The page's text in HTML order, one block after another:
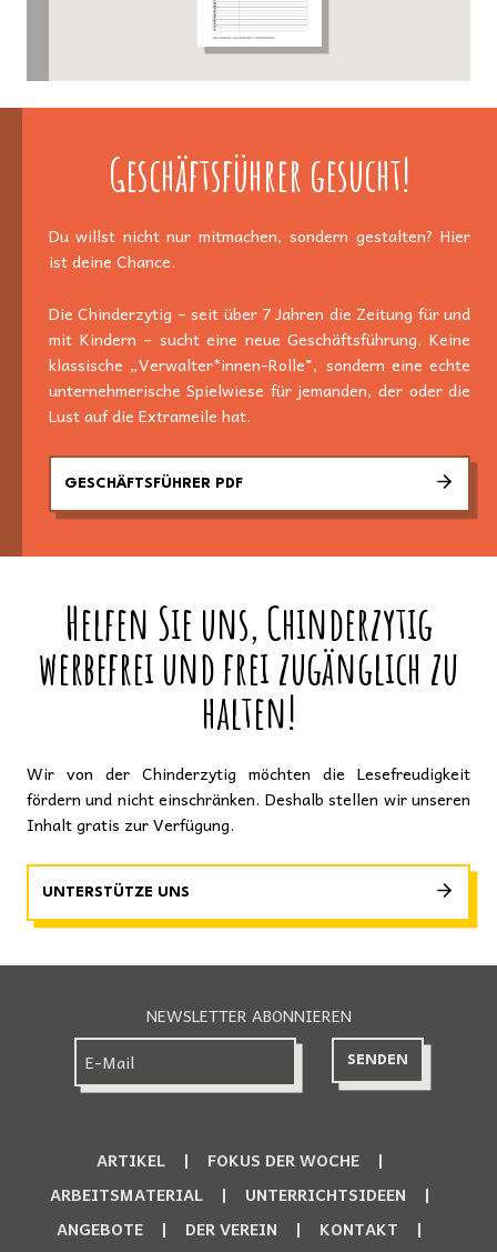
Geschäftsführer gesucht!
Du willst nicht nur mitmachen, sondern gestalten? Hier
ist deine Chance.
Die Chinderzytig – seit über 7 Jahren die Zeitung für und
mit Kindern – sucht eine neue Geschäftsführung. Keine
klassische „Verwalter*innen-Rolle", sondern eine echte
unternehmerische Spielwiese für jemanden, der oder die
Lust auf die Extrameile hat.
GESCHÄFTSFÜHRER PDF
Helfen Sie uns, Chinderzytig
werbefrei und frei zugänglich zu
halten!
Wir von der Chinderzytig möchten die Lesefreudigkeit
fördern und nicht einschränken. Deshalb stellen wir unseren
Inhalt gratis zur Verfügung.
UNTERSTÜTZE UNS
NEWSLETTER ABONNIEREN
ARTIKEL
FOKUS DER WOCHE
ARBEITSMATERIAL
UNTERRICHTSIDEEN
ANGEBOTE
DER VEREIN
KONTAKT